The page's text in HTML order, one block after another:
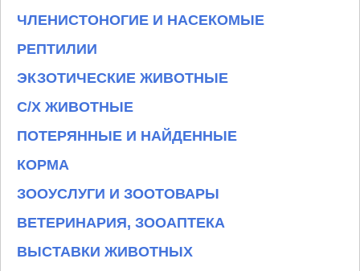
ЧЛЕНИСТОНОГИЕ И НАСЕКОМЫЕ
РЕПТИЛИИ
ЭКЗОТИЧЕСКИЕ ЖИВОТНЫЕ
С/Х ЖИВОТНЫЕ
ПОТЕРЯННЫЕ И НАЙДЕННЫЕ
КОРМА
ЗООУСЛУГИ И ЗООТОВАРЫ
ВЕТЕРИНАРИЯ, ЗООАПТЕКА
ВЫСТАВКИ ЖИВОТНЫХ